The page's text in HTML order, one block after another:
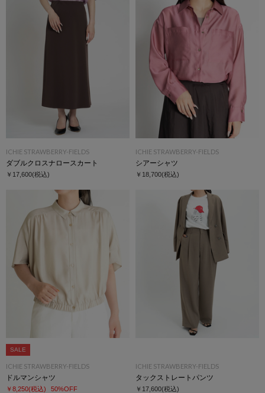
ICHIE STRAWBERRY-FIELDS
ダブルクロスナロースカート
￥17,600(税込)
ICHIE STRAWBERRY-FIELDS
シアーシャツ
￥18,700(税込)
SALE
ICHIE STRAWBERRY-FIELDS
ドルマンシャツ
￥8,250(税込) 50%OFF
ICHIE STRAWBERRY-FIELDS
タックストレートパンツ
￥17,600(税込)